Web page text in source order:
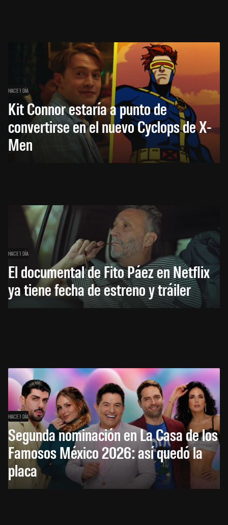
HACE 1 DÍA
Kit Connor estaría a punto de
convertirse en el nuevo Cyclops de X-
Men
HACE 1 DÍA
El documental de Fito Páez en Netflix
ya tiene fecha de estreno y tráiler
HACE 1 DÍA
Segunda nominación en La Casa de los
Famosos México 2026: así quedó la
placa